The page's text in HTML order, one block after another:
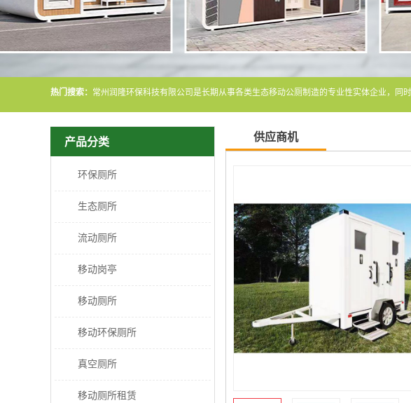
热门搜索：
产品分类
环保厕所
生态厕所
流动厕所
移动岗亭
移动厕所
移动环保厕所
真空厕所
移动厕所租赁
供应商机